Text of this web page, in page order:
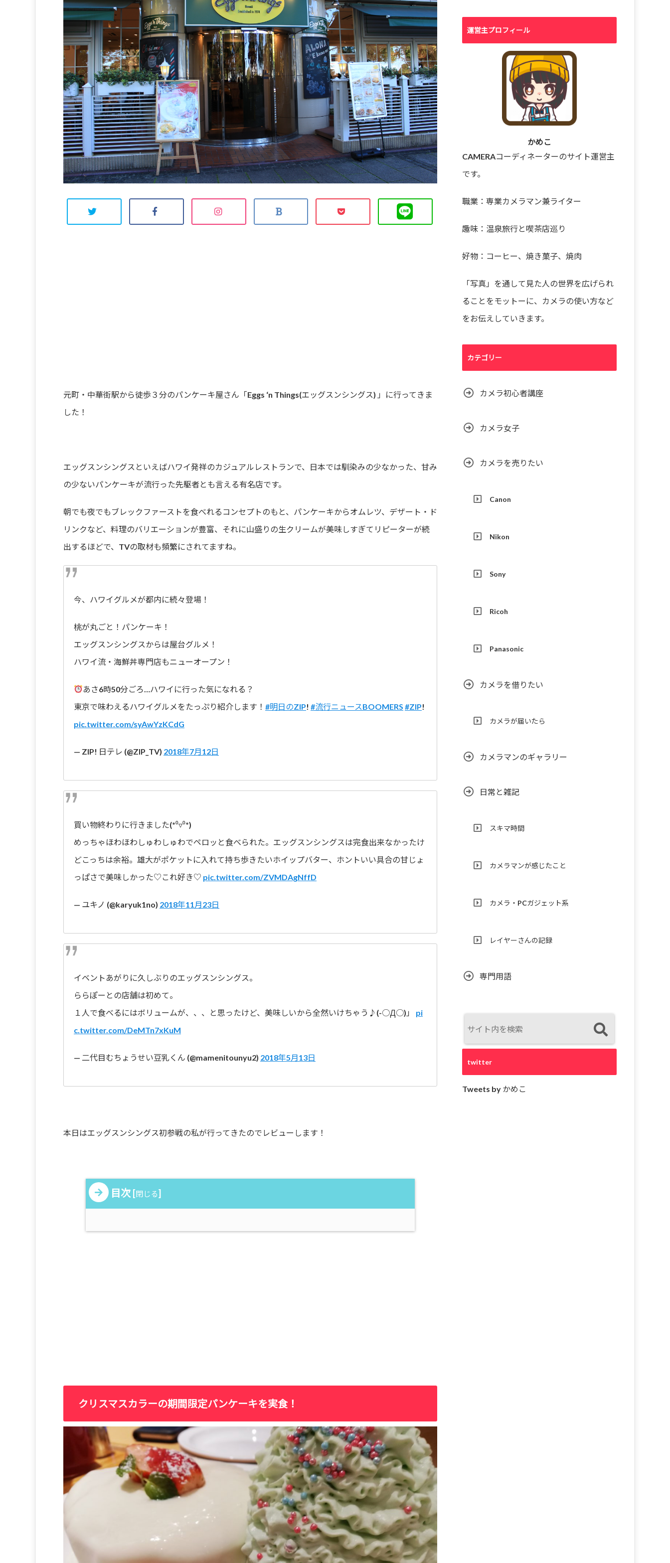
元町・中華街駅から徒歩３分のパンケーキ屋さん「Eggs ‘n Things(エッグスンシングス) 」に行ってきま
した！
エッグスンシングスといえばハワイ発祥のカジュアルレストランで、日本では馴染みの少なかった、甘み
の少ないパンケーキが流行った先駆者とも言える有名店です。
朝でも夜でもブレックファーストを食べれるコンセプトのもと、パンケーキからオムレツ、デザート・ド
リンクなど、料理のバリエーションが豊富、それに山盛りの生クリームが美味しすぎてリピーターが続
出するほどで、TVの取材も頻繁にされてますね。
今、ハワイグルメが都内に続々登場！
桃が丸ごと！パンケーキ！
エッグスンシングスからは屋台グルメ！
ハワイ流・海鮮丼専門店もニューオープン！
あさ6時50分ごろ…ハワイに行った気になれる？
東京で味わえるハワイグルメをたっぷり紹介します！ #明日のZIP! #流行ニュースBOOMERS #ZIP!
pic.twitter.com/syAwYzKCdG
— ZIP! 日テレ (@ZIP_TV) 2018年7月12日
買い物終わりに行きました(*⁰▿⁰*)
めっちゃほわほわしゅわしゅわでペロッと食べられた。エッグスンシングスは完食出来なかったけ
どこっちは余裕。雄大がポケットに入れて持ち歩きたいホイップバター、ホントいい具合の甘じょ
っぱさで美味しかった♡これ好き♡ pic.twitter.com/ZVMDAgNffD
— ユキノ (@karyuk1no) 2018年11月23日
イベントあがりに久しぶりのエッグスンシングス。
ららぽーとの店舗は初めて。
１人で食べるにはボリュームが、、、と思ったけど、美味しいから全然いけちゃう♪(-○Д○)」 pi
c.twitter.com/DeMTn7xKuM
— 二代目むちょうせい豆乳くん (@mamenitounyu2) 2018年5月13日
本日はエッグスンシングス初参戦の私が行ってきたのでレビューします！
目次 [閉じる]
クリスマスカラーの期間限定パンケーキを実食！
運営主プロフィール
かめこ
CAMERAコーディネーターのサイト運営主
です。
職業：専業カメラマン兼ライター
趣味：温泉旅行と喫茶店巡り
好物：コーヒー、焼き菓子、焼肉
「写真」を通して見た人の世界を広げられ
ることをモットーに、カメラの使い方など
をお伝えしていきます。
カテゴリー
カメラ初心者講座
カメラ女子
カメラを売りたい
Canon
Nikon
Sony
Ricoh
Panasonic
カメラを借りたい
カメラが届いたら
カメラマンのギャラリー
日常と雑記
スキマ時間
カメラマンが感じたこと
カメラ・PCガジェット系
レイヤーさんの記録
専門用語
twitter
Tweets by かめこ